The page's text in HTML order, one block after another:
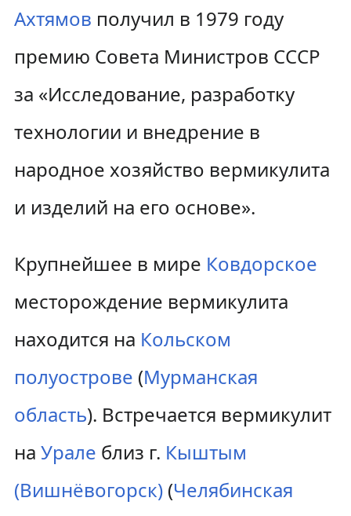
Ахтямов получил в 1979 году
премию Совета Министров СССР
за «Исследование, разработку
технологии и внедрение в
народное хозяйство вермикулита
и изделий на его основе».
Крупнейшее в мире Ковдорское
месторождение вермикулита
находится на Кольском
полуострове (Мурманская
область). Встречается вермикулит
на Урале близ г. Кыштым
(Вишнёвогорск)(Челябинская